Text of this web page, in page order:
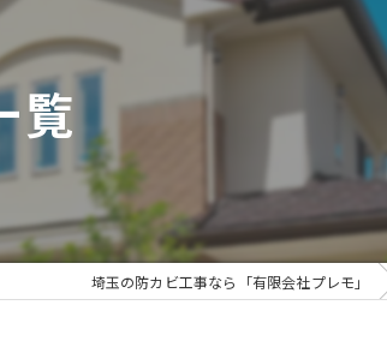
止符を。賃貸オーナー様が最後に頼る専門工事
施工対応エリア
覧
埼玉の防カビ工事なら「有限会社プレモ」